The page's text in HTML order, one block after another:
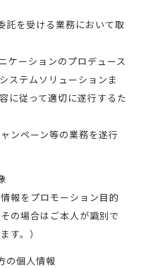
託を受ける業務において取
ケーションのプロデュース
ステムソリューションま
に従って適切に遂行するた
ンペーン等の業務を遂行
報をプロモーション目的
の場合はご本人が識別で
す。）
の個人情報